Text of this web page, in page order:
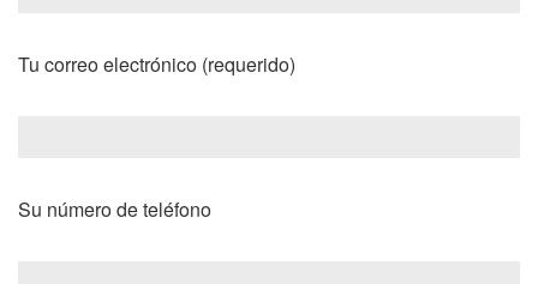
Tu correo electrónico (requerido)
Su número de teléfono